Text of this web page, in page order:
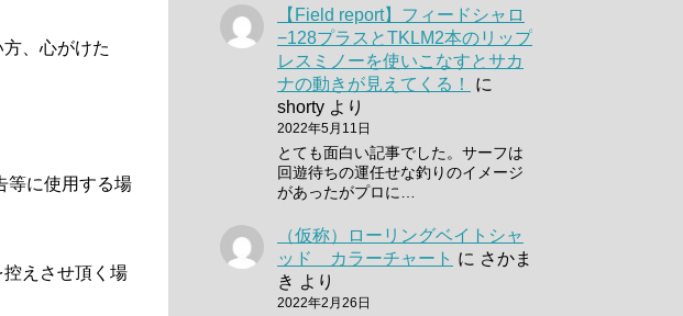
、心がけた
等に使用する場
えさせ頂く場
【Field report】フィードシャロ
−128プラスとTKLM2本のリップ
レスミノーを使いこなすとサカ
ナの動きが見えてくる！
に
shorty より
2022年5月11日
とても面白い記事でした。サーフは
回遊待ちの運任せな釣りのイメージ
があったがプロに…
（仮称）ローリングベイトシャ
ッド カラーチャート に さかま
き より
2022年2月26日